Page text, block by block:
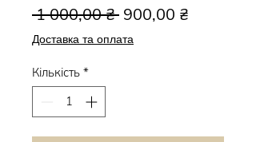
1 000,00 ₴ Звичайна
ціна
900,00 ₴
Доставка та оплата
Кількість *